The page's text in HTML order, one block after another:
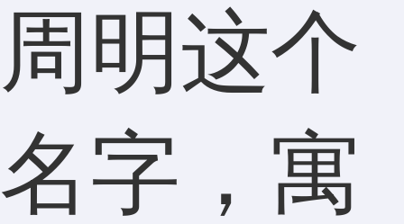
周明这个
名字，寓